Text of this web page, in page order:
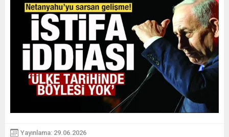
Yayınlama: 29.06.2026